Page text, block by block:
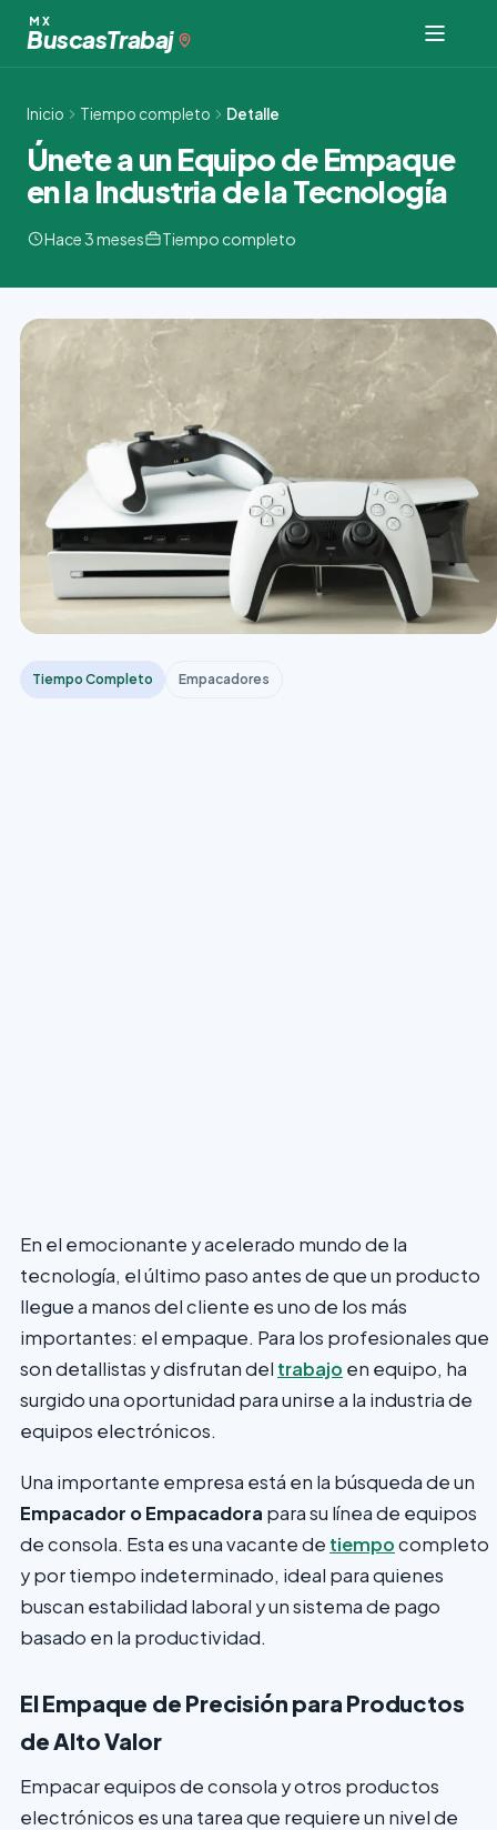
contenido
MX
BuscasTrabaj
Inicio Tiempo completo Detalle
Únete a un Equipo de Empaque
en la Industria de la Tecnología
Hace 3 meses Tiempo completo
Tiempo Completo Empacadores
En el emocionante y acelerado mundo de la
tecnología, el último paso antes de que un producto
llegue a manos del cliente es uno de los más
importantes: el empaque. Para los profesionales que
son detallistas y disfrutan del trabajo en equipo, ha
surgido una oportunidad para unirse a la industria de
equipos electrónicos.
Una importante empresa está en la búsqueda de un
Empacador o Empacadora para su línea de equipos
de consola. Esta es una vacante de tiempocompleto
y por tiempo indeterminado, ideal para quienes
buscan estabilidad laboral y un sistema de pago
basado en la productividad.
El Empaque de Precisión para Productos
de Alto Valor
Empacar equipos de consola y otros productos
electrónicos es una tarea que requiere un nivel de